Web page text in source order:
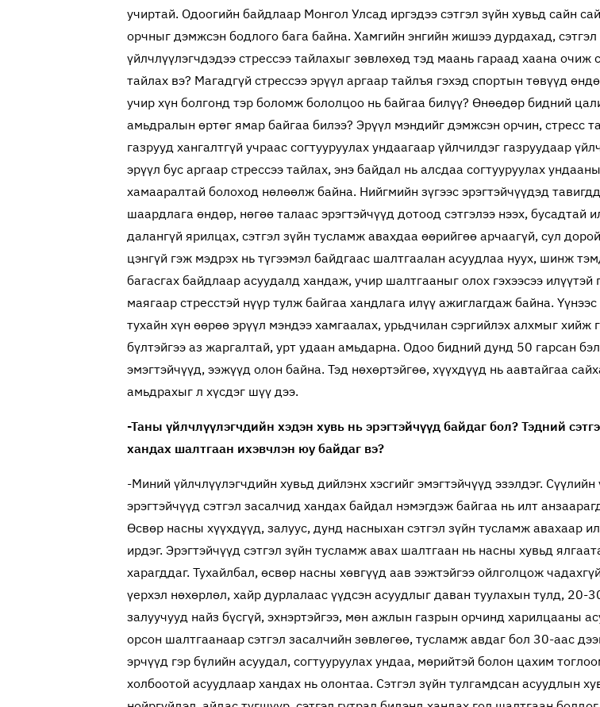
учиртай. Одоогийн байдлаар Монгол Улсад иргэдээ сэтгэл зүйн хувьд сайн
орчныг дэмжсэн бодлого бага байна. Хамгийн энгийн жишээ дурдахад, сэтгэл
үйлчлүүлэгчдэдээ стрессээ тайлахыг зөвлөхөд тэд маань гараад хаана очиж
тайлах вэ? Магадгүй стрессээ эрүүл аргаар тайлъя гэхэд спортын төвүүд
учир хүн болгонд тэр боломж бололцоо нь байгаа билүү? Өнөөдөр бидний
амьдралын өртөг ямар байгаа билээ? Эрүүл мэндийг дэмжсэн орчин, стресс
газрууд хангалтгүй учраас согтууруулах ундаагаар үйлчилдэг газруудаар
эрүүл бус аргаар стрессээ тайлах, энэ байдал нь алсдаа согтууруулах ундааны
хамааралтай болоход нөлөөлж байна. Нийгмийн зүгээс эрэгтэйчүүдэд
шаардлага өндөр, нөгөө талаас эрэгтэйчүүд дотоод сэтгэлээ нээх, бусадтай
далангүй ярилцах, сэтгэл зүйн тусламж авахдаа өөрийгөө арчаагүй, сул
цэнгүй гэж мэдрэх нь түгээмэл байдгаас шалтгаалан асуудлаа нуух, шинж
багасгах байдлаар асуудалд хандаж, учир шалтгааныг олох гэхээсээ илүүтэй
маягаар стресстэй нүүр тулж байгаа хандлага илүү ажиглагдаж байна. Үүнээс
тухайн хүн өөрөө эрүүл мэндээ хамгаалах, урьдчилан сэргийлэх алхмыг хийж
бүлтэйгээ аз жаргалтай, урт удаан амьдарна. Одоо бидний дунд 50 гарсан
эмэгтэйчүүд, ээжүүд олон байна. Тэд нөхөртэйгөө, хүүхдүүд нь аавтайгаа
амьдрахыг л хүсдэг шүү дээ.
-Таны үйлчлүүлэгчдийн хэдэн хувь нь эрэгтэйчүүд байдаг бол? Тэдний
хандах шалтгаан ихэвчлэн юу байдаг вэ?
-Миний үйлчлүүлэгчдийн хувьд дийлэнх хэсгийг эмэгтэйчүүд эзэлдэг. Сүүлийн
эрэгтэйчүүд сэтгэл засалчид хандах байдал нэмэгдэж байгаа нь илт
Өсвөр насны хүүхдүүд, залуус, дунд насныхан сэтгэл зүйн тусламж авахаар
ирдэг. Эрэгтэйчүүд сэтгэл зүйн тусламж авах шалтгаан нь насны хувьд
харагддаг. Тухайлбал, өсвөр насны хөвгүүд аав ээжтэйгээ ойлголцож
үерхэл нөхөрлөл, хайр дурлалаас үүдсэн асуудлыг даван туулахын тулд, 20-
залуучууд найз бүсгүй, эхнэртэйгээ, мөн ажлын газрын орчинд харилцааны
орсон шалтгаанаар сэтгэл засалчийн зөвлөгөө, тусламж авдаг бол 30-аас
эрчүүд гэр бүлийн асуудал, согтууруулах ундаа, мөрийтэй болон цахим
холбоотой асуудлаар хандах нь олонтаа. Сэтгэл зүйн тулгамдсан асуудлын